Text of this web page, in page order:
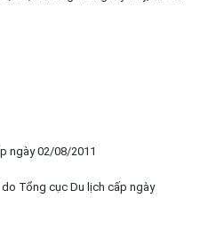
ngày 02/08/2011
Tổng cục Du lịch cấp ngày